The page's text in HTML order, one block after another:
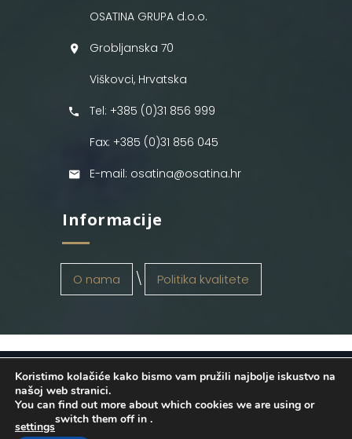
OSATINA GRUPA d.o.o.
Grobljanska 70
Viškovci, Hrvatska
Tel: +385 (0)31 856 999
Fax: +385 (0)31 856 045
E-mail: osatina@osatina.hr
Informacije
O nama Politika kvalitete
OSATINA GRUPA d.o.o. 2026
. Configured
byINFOS Osijek. Sva prava pridržana.
Koristimo kolačiće kako bismo vam pružili najbolje iskustvo na
našoj web stranici.
You can find out more about which cookies we are using or
switch them off in
settings
.